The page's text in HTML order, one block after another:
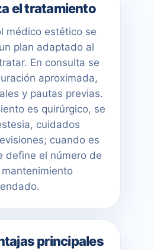
el tratamiento
médico estético se
plan adaptado al
En consulta se
aproximada,
y pautas previas.
es quirúrgico, se
cuidados
cuando es
define el número de
principales